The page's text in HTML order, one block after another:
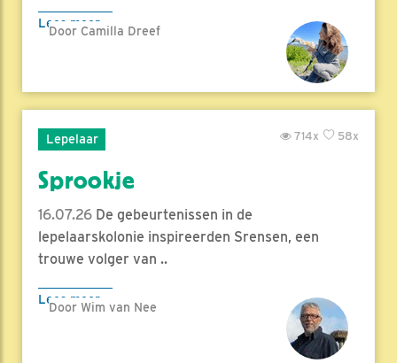
Lees meer
Door Camilla Dreef
Lepelaar 58x
714x
Sprookje
16.07.26 De gebeurtenissen in de
lepelaarskolonie inspireerden Srensen, een
trouwe volger van ..
Lees meer
Door Wim van Nee